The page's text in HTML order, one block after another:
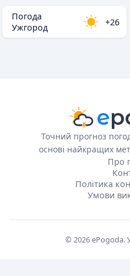
Погода
Ужгород
+26
Точний прогноз
основі найкращих
Про
Політика
Умови
© 2026 ePogoda.